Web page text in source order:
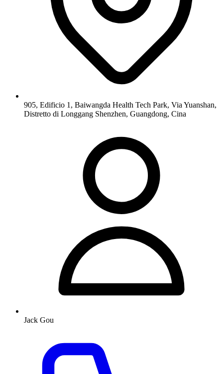
905, Edificio 1, Baiwangda Health Tech Park, Via Yuanshan,
Distretto di Longgang Shenzhen, Guangdong, Cina
Jack Gou